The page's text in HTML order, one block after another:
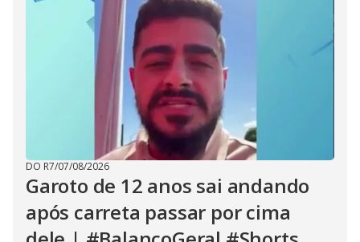
DO R7/07/08/2026
Garoto de 12 anos sai andando
após carreta passar por cima